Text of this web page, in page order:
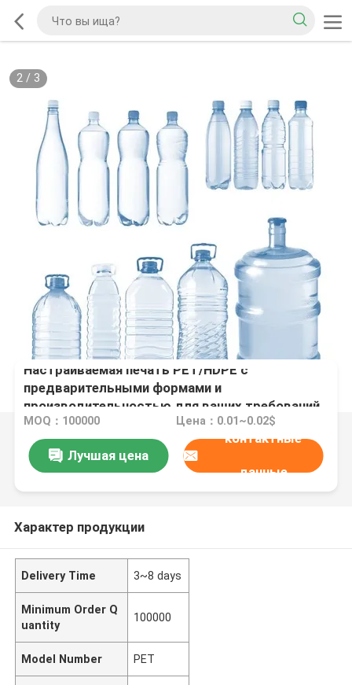
2/ 3
Настраиваемая печать PET/HDPE с
предварительными формами и
производительностью для ваших требований
MOQ：100000 Цена：0.01~0.02$
Лучшая цена
контактные
данные
Характер продукции
Delivery Time 3~8 days
Minimum Order Q
uantity
100000
Model Number PET